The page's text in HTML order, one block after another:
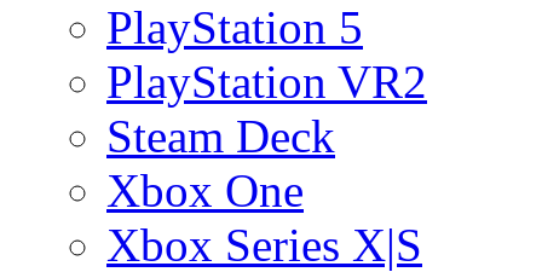
PlayStation 5
PlayStation VR2
Steam Deck
Xbox One
Xbox Series X|S